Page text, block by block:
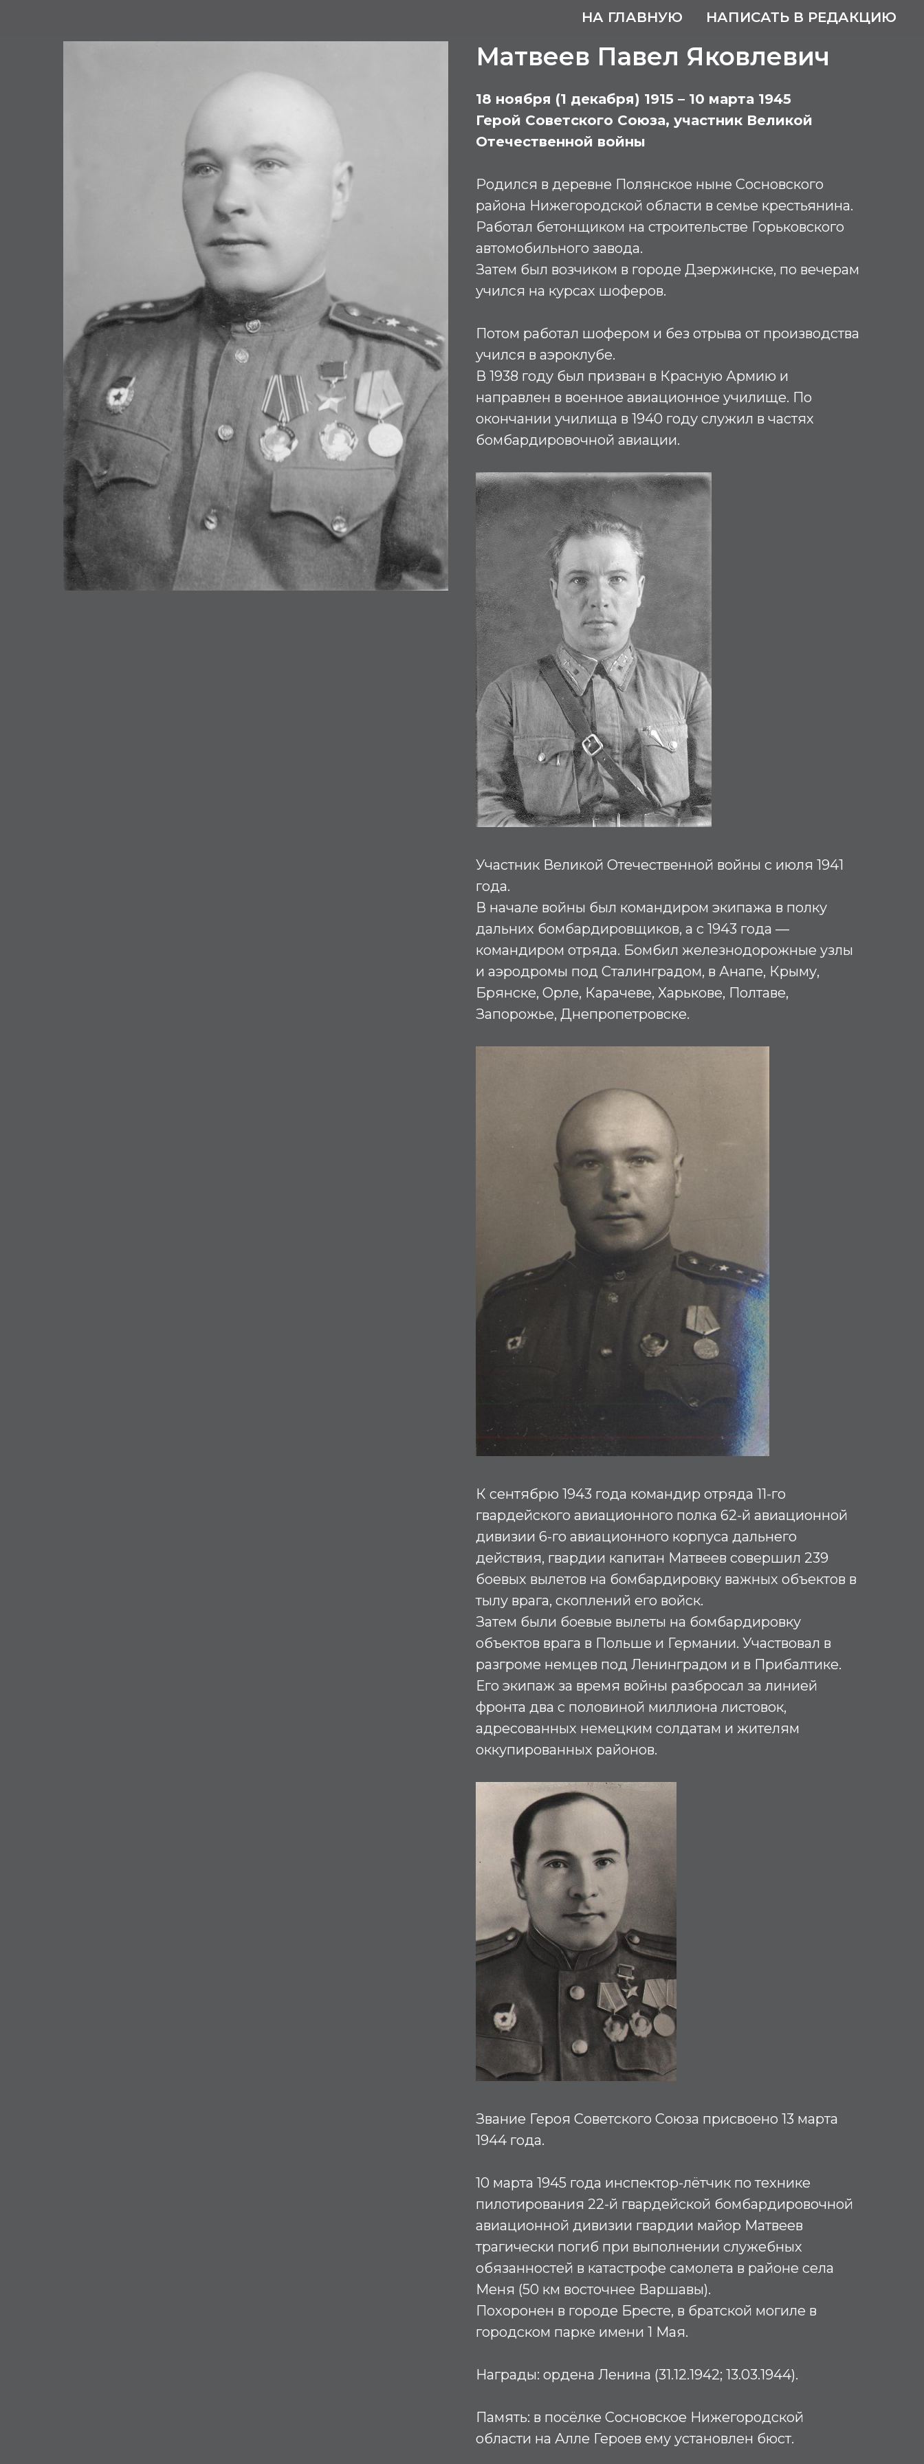
НА ГЛАВНУЮ НАПИСАТЬ В РЕДАКЦИЮ
Матвеев Павел Яковлевич
18 ноября (1 декабря) 1915 – 10 марта 1945
Герой Советского Союза, участник Великой
Отечественной войны
Родился в деревне Полянское ныне Сосновского
района Нижегородской области в семье крестьянина.
Работал бетонщиком на строительстве Горьковского
автомобильного завода.
Затем был возчиком в городе Дзержинске, по вечерам
учился на курсах шоферов.
Потом работал шофером и без отрыва от производства
учился в аэроклубе.
В 1938 году был призван в Красную Армию и
направлен в военное авиационное училище. По
окончании училища в 1940 году служил в частях
бомбардировочной авиации.
Участник Великой Отечественной войны с июля 1941
года.
В начале войны был командиром экипажа в полку
дальних бомбардировщиков, а с 1943 года —
командиром отряда. Бомбил железнодорожные узлы
и аэродромы под Сталинградом, в Анапе, Крыму,
Брянске, Орле, Карачеве, Харькове, Полтаве,
Запорожье, Днепропетровске.
К сентябрю 1943 года командир отряда 11-го
гвардейского авиационного полка 62-й авиационной
дивизии 6-го авиационного корпуса дальнего
действия, гвардии капитан Матвеев совершил 239
боевых вылетов на бомбардировку важных объектов в
тылу врага, скоплений его войск.
Затем были боевые вылеты на бомбардировку
объектов врага в Польше и Германии. Участвовал в
разгроме немцев под Ленинградом и в Прибалтике.
Его экипаж за время войны разбросал за линией
фронта два с половиной миллиона листовок,
адресованных немецким солдатам и жителям
оккупированных районов.
Звание Героя Советского Союза присвоено 13 марта
1944 года.
10 марта 1945 года инспектор-лётчик по технике
пилотирования 22-й гвардейской бомбардировочной
авиационной дивизии гвардии майор Матвеев
трагически погиб при выполнении служебных
обязанностей в катастрофе самолета в районе села
Меня (50 км восточнее Варшавы).
Похоронен в городе Бресте, в братской могиле в
городском парке имени 1 Мая.
Награды: ордена Ленина (31.12.1942; 13.03.1944).
Память: в посёлке Сосновское Нижегородской
области на Алле Героев ему установлен бюст.